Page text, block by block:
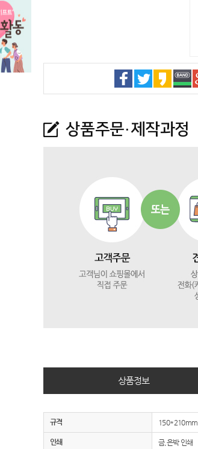
상품주문·제작과정
상품정보
규격 150*210mm
인쇄 금,은박 인쇄